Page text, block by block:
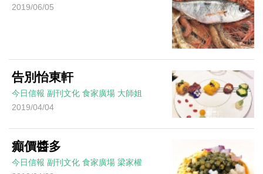
2019/06/05
告別怡東軒
今日信報 副刊文化 食家廣場 大師姐
2019/04/04
癲價醬多
今日信報 副刊文化 食家廣場 梁家權